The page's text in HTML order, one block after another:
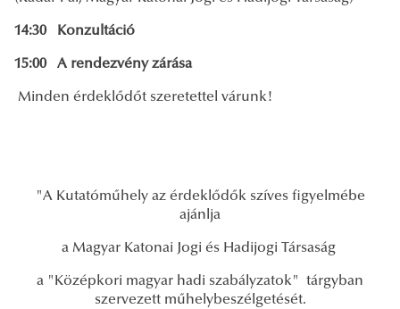
14:30 Konzultáció
15:00 A rendezvény zárása
Minden érdeklődőt szeretettel várunk!
"A Kutatóműhely az érdeklődők szíves figyelmébe
ajánlja
a Magyar Katonai Jogi és Hadijogi Társaság
a "Középkori magyar hadi szabályzatok" tárgyban
szervezett műhelybeszélgetését.